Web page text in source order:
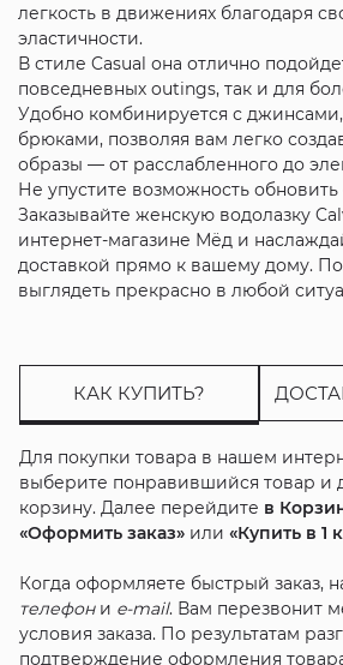
легкость в движениях благодаря
эластичности.
В стиле Casual она отлично
повседневных outings, так и для
Удобно комбинируется с
брюками, позволяя вам легко
образы — от расслабленного до
Не упустите возможность обновить
Заказывайте женскую водолазку
интернет-магазине Мёд и
доставкой прямо к вашему дому.
выглядеть прекрасно в любой
КАК КУПИТЬ?
Для покупки товара в нашем
выберите понравившийся товар и
корзину. Далее перейдите в
«Оформить заказ»или «Купить в 1
Когда оформляете быстрый заказ,
телефони e-mail. Вам перезвонит
условия заказа. По результатам
подтверждение оформления